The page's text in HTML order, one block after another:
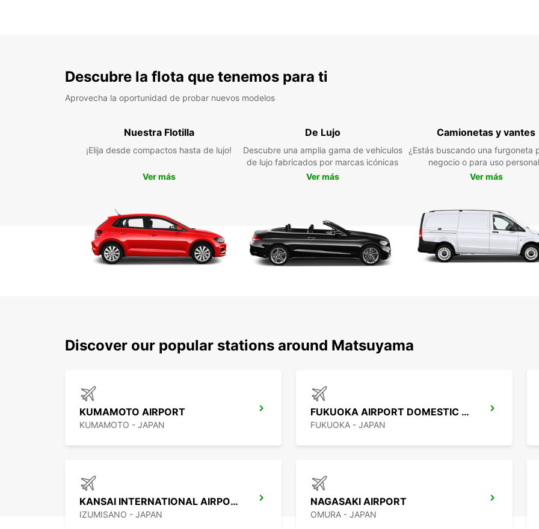
todos
Ya
Descubre la flota que tenemos para ti
Aprovecha la oportunidad de probar nuevos modelos
Nuestra Flotilla
¡Elija desde compactos hasta de lujo!
Ver más
De Lujo
Descubre una amplia gama de vehículos
de lujo fabricados por marcas icónicas
Ver más
Camionetas y vantes
¿Estás buscando una furgoneta
negocio o para uso
Ver más
Discover our popular stations around Matsuyama
KUMAMOTO AIRPORT
KUMAMOTO - JAPAN
FUKUOKA AIRPORT DOMESTIC TERMINAL
FUKUOKA - JAPAN
KANSAI INTERNATIONAL AIRPORT
IZUMISANO - JAPAN
NAGASAKI AIRPORT
OMURA - JAPAN